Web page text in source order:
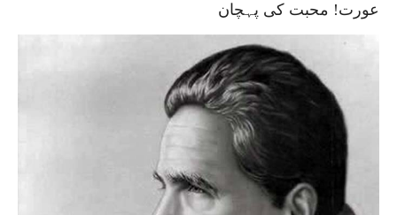
عورت! محبت کی پہچان